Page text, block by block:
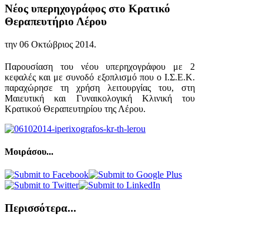
Νέος υπερηχογράφος στο Κρατικό
Θεραπευτήριο Λέρου
την 06 Οκτώβριος 2014.
Παρουσίαση του νέου υπερηχογράφου με 2
κεφαλές και με συνοδό εξοπλισμό που ο Ι.Σ.Ε.Κ.
παραχώρησε τη χρήση λειτουργίας του, στη
Μαιευτική και Γυναικολογική Κλινική του
Κρατικού Θεραπευτηρίου της Λέρου.
Μοιράσου...
Περισσότερα...